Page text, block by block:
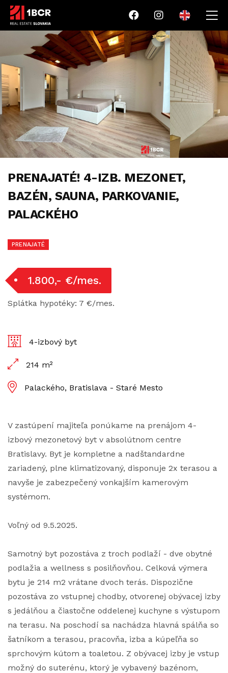
PRENAJATÉ! 4-IZB. MEZONET,
BAZÉN, SAUNA, PARKOVANIE,
PALACKÉHO
PRENAJATÉ
1.800,- €/mes.
Splátka hypotéky: 7 €/mes.
4-izbový byt
214 m²
Palackého, Bratislava - Staré Mesto
V zastúpení majiteľa ponúkame na prenájom 4-
izbový mezonetový byt v absolútnom centre
Bratislavy. Byt je kompletne a nadštandardne
zariadený, plne klimatizovaný, disponuje 2x terasou a
navyše je zabezpečený vonkajším kamerovým
systémom.
Voľný od 9.5.2025.
Samotný byt pozostáva z troch podlaží - dve obytné
podlažia a wellness s posilňovňou. Celková výmera
bytu je 214 m2 vrátane dvoch terás. Dispozične
pozostáva zo vstupnej chodby, otvorenej obývacej izby
s jedálňou a čiastočne oddelenej kuchyne s výstupom
na terasu. Na poschodí sa nachádza hlavná spálňa so
šatníkom a terasou, pracovňa, izba a kúpeľňa so
sprchovým kútom a toaletou. Z obývacej izby je vstup
možný do suterénu, ktorý je vybavený bazénom,